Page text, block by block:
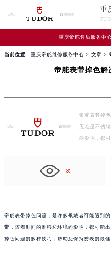
重
重庆帝舵售后服务中
当前位置： 重庆帝舵维修服务中心 > 文章 >
帝舵表带掉色解
帝舵表带掉
无论是不锈
的影响，都
次
帝舵表带掉色问题，是许多佩戴者可能遇到
带，随着时间的推移和环境的影响，都可能
掉色问题的多种技巧，帮助您保持爱表的最佳